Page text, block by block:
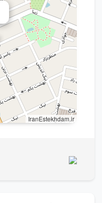
IranEstekhdam.ir